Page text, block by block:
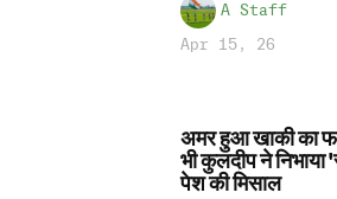
A Staff
Apr 15, 26
अमर हुआ खाकी का
भी कुलदीप ने निभाया
पेश की मिसाल